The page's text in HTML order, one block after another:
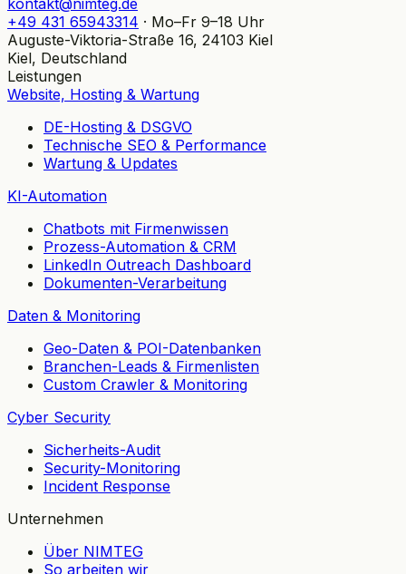
+49 431 65943314 · Mo–Fr 9–18 Uhr
Auguste-Viktoria-Straße 16, 24103 Kiel
Kiel, Deutschland
Leistungen
Website, Hosting & Wartung
DE-Hosting & DSGVO
Technische SEO & Performance
Wartung & Updates
KI-Automation
Chatbots mit Firmenwissen
Prozess-Automation & CRM
LinkedIn Outreach Dashboard
Dokumenten-Verarbeitung
Daten & Monitoring
Geo-Daten & POI-Datenbanken
Branchen-Leads & Firmenlisten
Custom Crawler & Monitoring
Cyber Security
Sicherheits-Audit
Security-Monitoring
Incident Response
Unternehmen
Über NIMTEG
So arbeiten wir